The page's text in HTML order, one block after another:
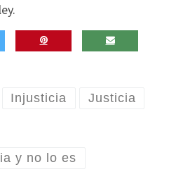
Injusticia Justicia
y no lo es